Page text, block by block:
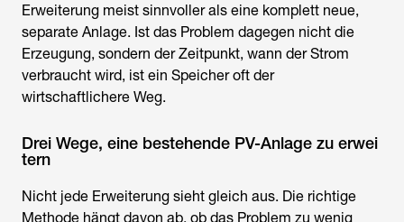
Erweiterung meist sinnvoller als eine komplett neue,
separate Anlage. Ist das Problem dagegen nicht die
Erzeugung, sondern der Zeitpunkt, wann der Strom
verbraucht wird, ist ein Speicher oft der
wirtschaftlichere Weg.
Drei Wege, eine bestehende PV-Anlage zu erwei
tern
Nicht jede Erweiterung sieht gleich aus. Die richtige
Methode hängt davon ab, ob das Problem zu wenig